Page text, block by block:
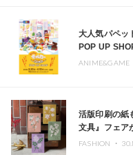
大人気パペッ
POP UP
ANIME&GAME
活版印刷の紙
文具』フェア
FASHION ・